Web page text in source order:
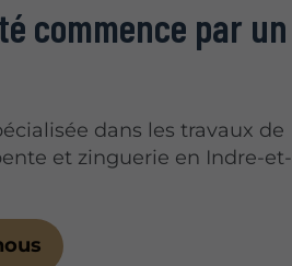
commence par un
dans les travaux de
et zinguerie en Indre-et-